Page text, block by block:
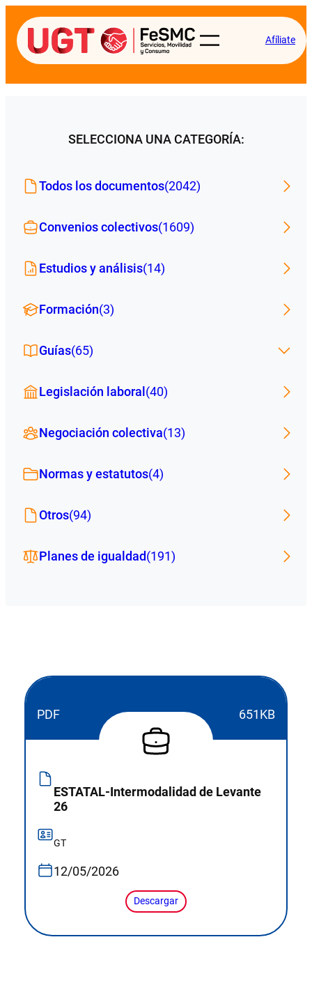
Afíliate
SELECCIONA UNA CATEGORÍA:
Todos los documentos(2042)
Convenios colectivos(1609)
Estudios y análisis(14)
Formación(3)
Guías(65)
Legislación laboral (40)
Negociación colectiva(13)
Normas y estatutos(4)
Otros(94)
Planes de igualdad(191)
PDF 651KB
ESTATAL-Intermodalidad de Levante
26
GT
12/05/2026
Descargar